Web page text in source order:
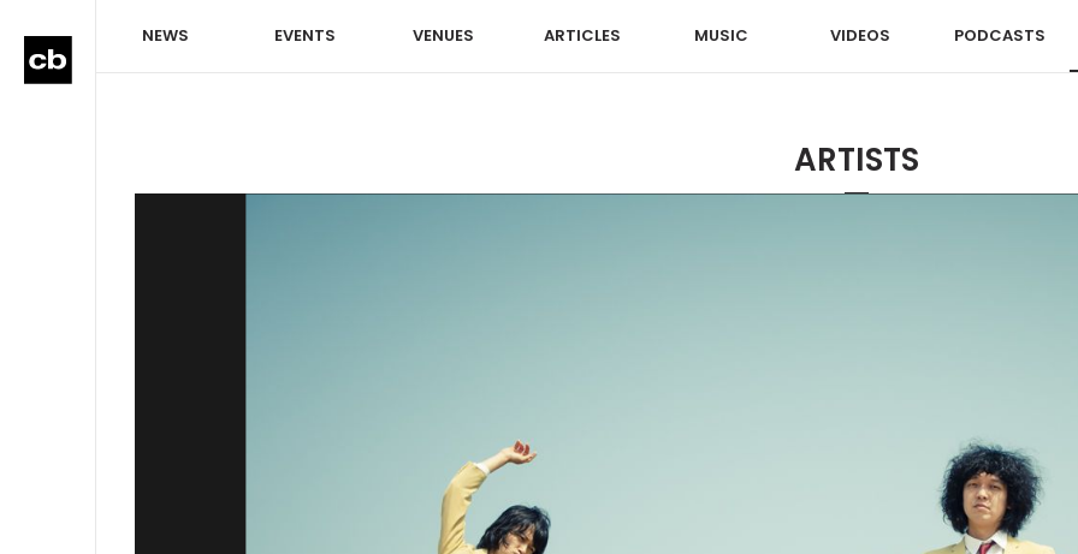
NEWS EVENTS VENUES ARTICLES MUSIC VIDEOS PODCASTS
ARTISTS